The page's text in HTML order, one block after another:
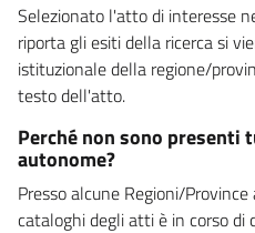
Selezionato l'atto di interesse
riporta gli esiti della ricerca si
istituzionale della regione/
testo dell'atto.
Perché non sono
autonome?
Presso alcune Regioni/
cataloghi degli atti è in corso di